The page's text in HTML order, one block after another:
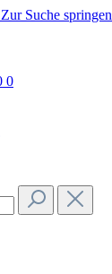
Zur Suche springen
0